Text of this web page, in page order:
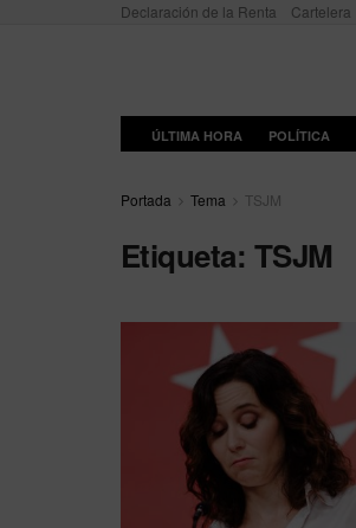
Declaración de la Renta Cartelera
ÚLTIMA HORA POLÍTICA
Portada Tema TSJM
Etiqueta: TSJM